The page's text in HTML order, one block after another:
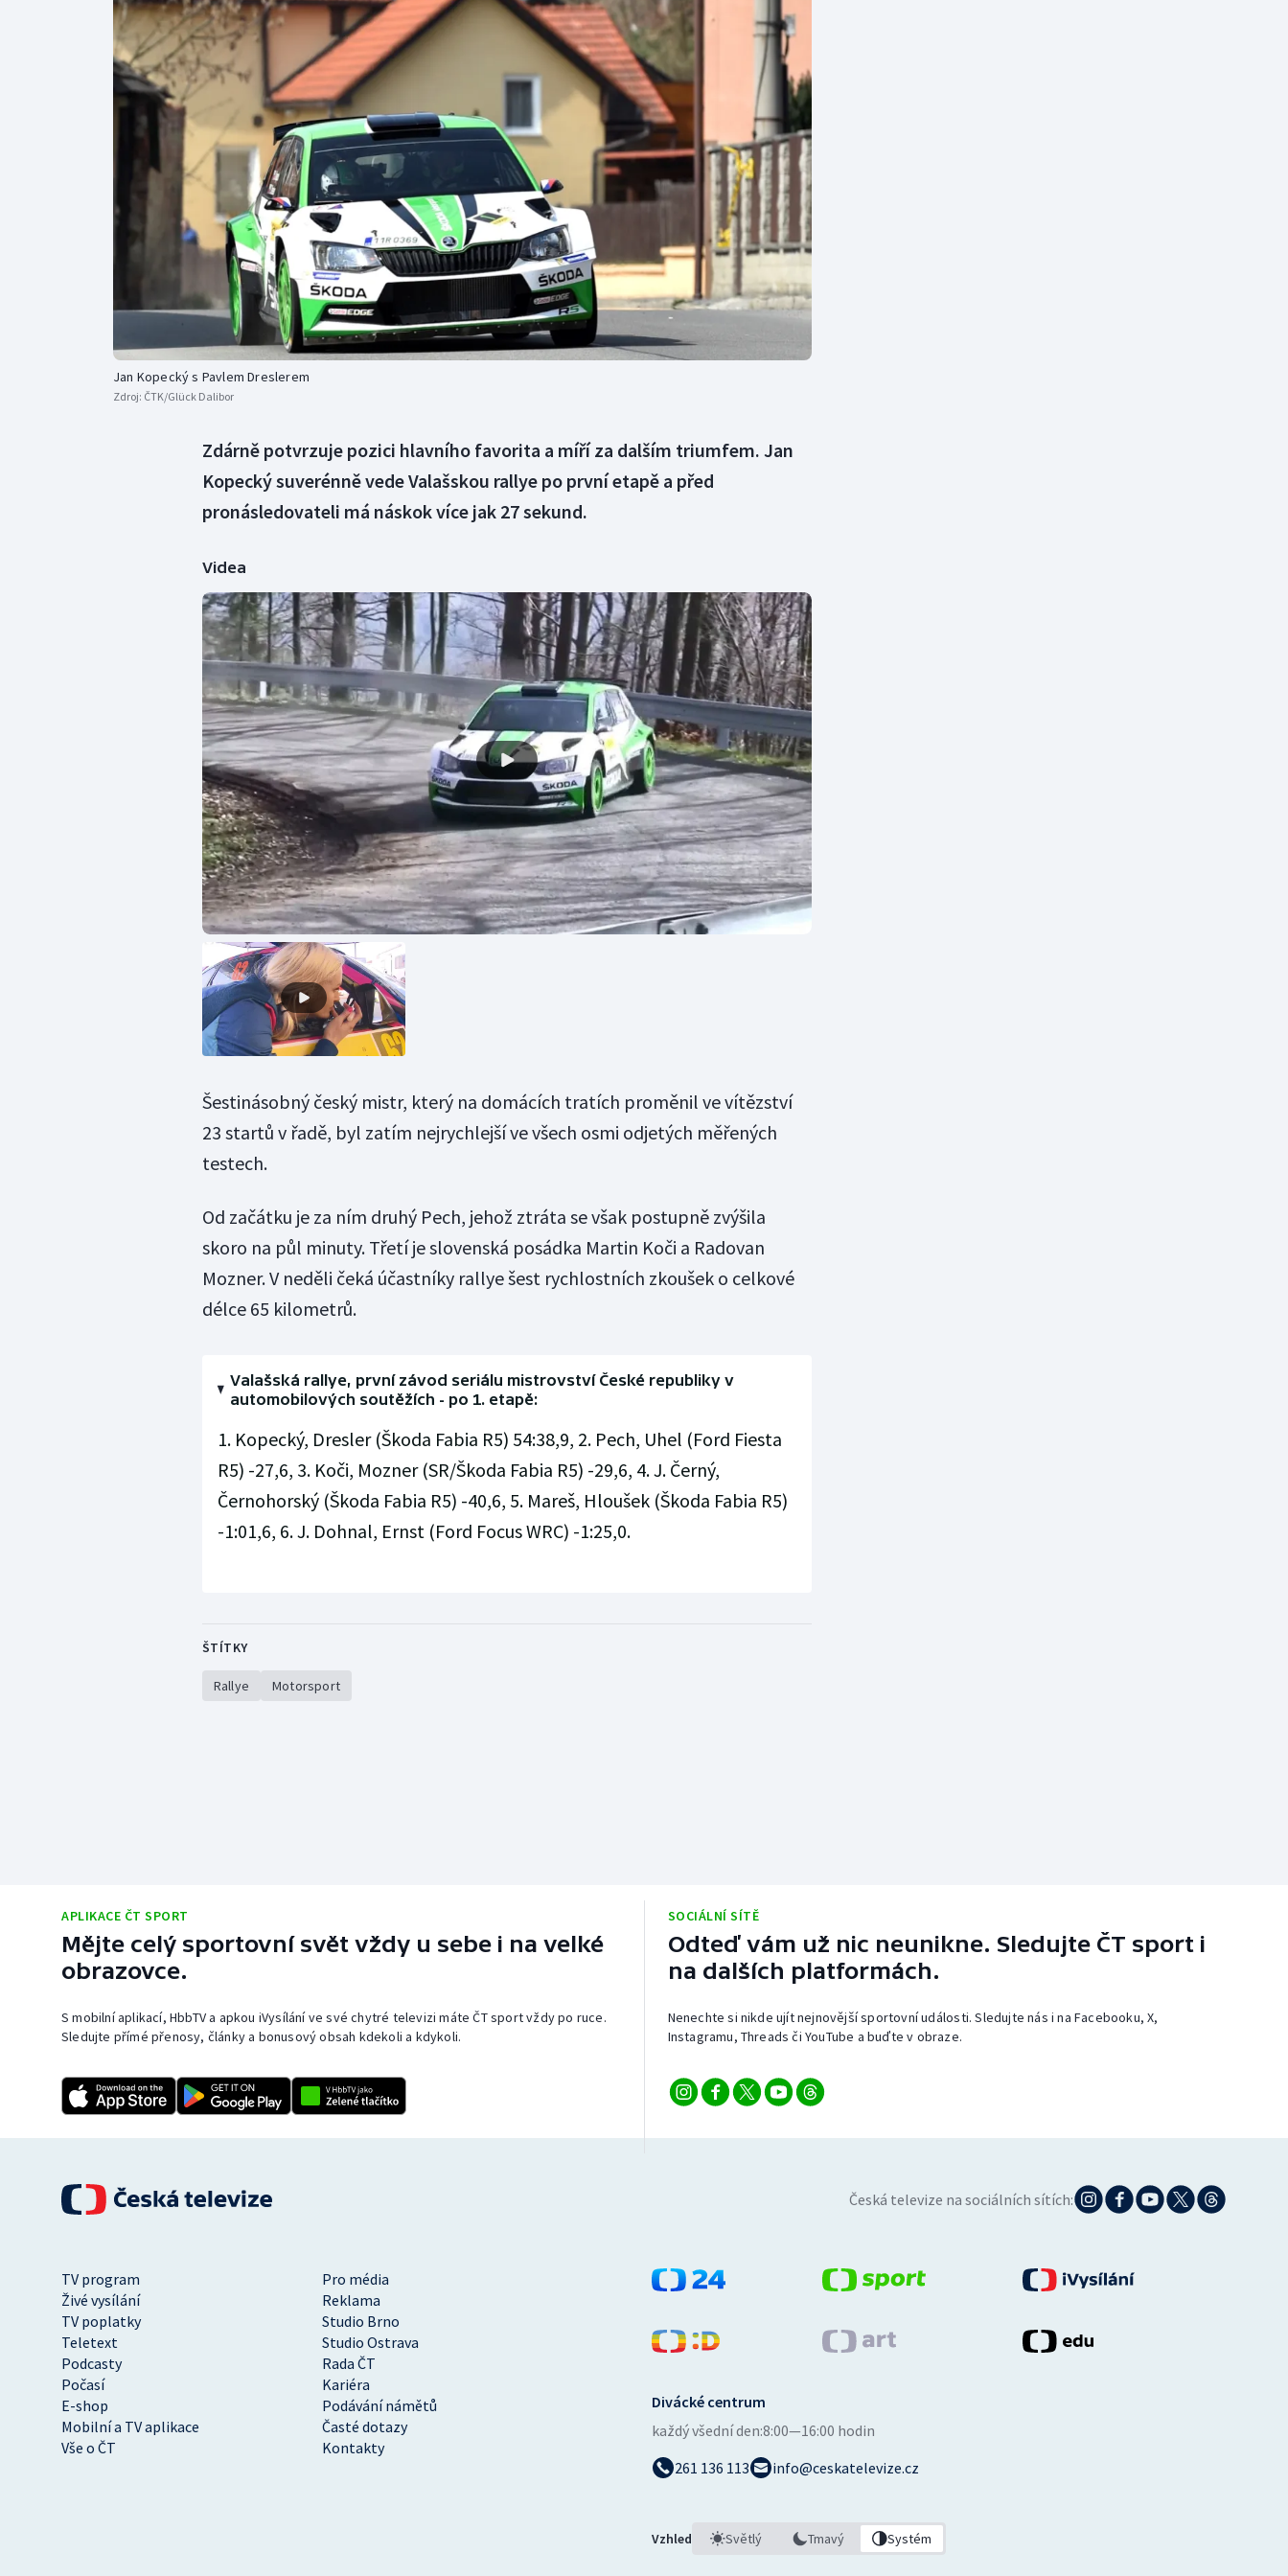
Curling
Dostihy
Florbal
Futsal
Golf
Gymnastika
Moderní pětiboj
Motorsport
Olympijské hry
Parasport
Plavání
Plážový volejbal
Veslování
Vodní slalom
Volejbal
Ostatní
Jan Kopecký s Pavlem Dreslerem
Zdroj: ČTK/Glück Dalibor
Zdárně potvrzuje pozici hlavního favorita a míří za dalším triumfem. Jan
Kopecký suverénně vede Valašskou rallye po první etapě a před
pronásledovateli má náskok více jak 27 sekund.
Videa
Šestinásobný český mistr, který na domácích tratích proměnil ve vítězství
23 startů v řadě, byl zatím nejrychlejší ve všech osmi odjetých měřených
testech.
Od začátku je za ním druhý Pech, jehož ztráta se však postupně zvýšila
skoro na půl minuty. Třetí je slovenská posádka Martin Koči a Radovan
Mozner. V neděli čeká účastníky rallye šest rychlostních zkoušek o celkové
délce 65 kilometrů.
Valašská rallye, první závod seriálu mistrovství České republiky v
automobilových soutěžích - po 1. etapě:
1. Kopecký, Dresler (Škoda Fabia R5) 54:38,9, 2. Pech, Uhel (Ford Fiesta
R5) -27,6, 3. Koči, Mozner (SR/Škoda Fabia R5) -29,6, 4. J. Černý,
Černohorský (Škoda Fabia R5) -40,6, 5. Mareš, Hloušek (Škoda Fabia R5)
-1:01,6, 6. J. Dohnal, Ernst (Ford Focus WRC) -1:25,0.
ŠTÍTKY
Rallye Motorsport
APLIKACE ČT SPORT
Mějte celý sportovní svět vždy u sebe i na velké
obrazovce.
S mobilní aplikací, HbbTV a apkou iVysílání ve své chytré televizi máte ČT sport vždy po ruce.
Sledujte přímé přenosy, články a bonusový obsah kdekoli a kdykoli.
SOCIÁLNÍ SÍTĚ
Odteď vám už nic neunikne. Sledujte ČT sport i
na dalších platformách.
Nenechte si nikde ujít nejnovější sportovní události. Sledujte nás i na Facebooku, X,
Instagramu, Threads či YouTube a buďte v obraze.
Česká televize na sociálních sítích:
TV program
Pro média
Živé vysílání
Reklama
TV poplatky
Studio Brno
Teletext
Studio Ostrava
Podcasty
Rada ČT
Počasí
Kariéra
E-shop
Podávání námětů
Mobilní a TV aplikace
Časté dotazy
Vše o ČT
Kontakty
Divácké centrum
každý všední den:8:00—16:00 hodin
261 136 113
info@ceskatelevize.cz
Vzhled Světlý Tmavý Systém